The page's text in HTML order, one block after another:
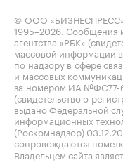
© ООО
1995–2026 .
агентства «РБК»
массовой информации
по надзору в сфере
и массовых
за номером ИА №ФС77-
(свидетельство о
выдано Федеральной
информационных
(Роскомнадзор)
сопровождаются
Владельцем сайта